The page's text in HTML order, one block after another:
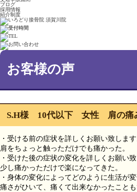
ブログ
採用情報
紹介制度
お客様の声
S.H様 10代以下 女性 肩の痛
・受ける前の症状を詳しくお願い致します
肩をちょっと触っただけでも痛かった。
・受けた後の症状の変化を詳しくお願い致
少し痛かっただけで楽になってきた。
・身体の変化によってどのように生活が
痛さがひいて、痛くて出来なかったことも